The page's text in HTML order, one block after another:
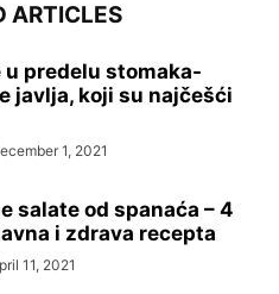
ARTICLES
u predelu stomaka-
javlja, koji su najčešći
1, 2021
salate od spanaća – 4
i zdrava recepta
11, 2021